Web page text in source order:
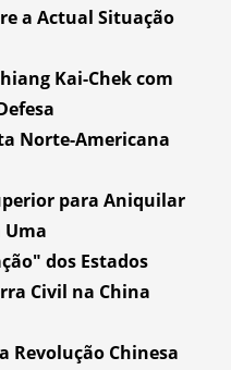
a Actual Situação
Kai-Chek com
Norte-Americana
para Aniquilar
Uma
dos Estados
Civil na China
Revolução Chinesa